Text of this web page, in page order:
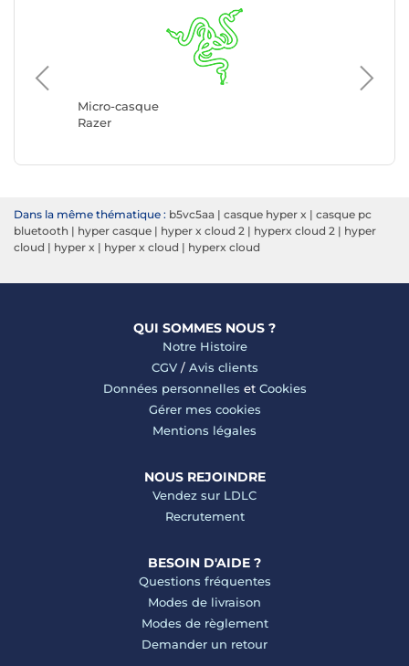
Micro-casque
Razer
Micro-
Dans la même thématique : b5vc5aa | casque hyper x | casque pc
bluetooth | hyper casque | hyper x cloud 2 | hyperx cloud 2 | hyper
cloud | hyper x | hyper x cloud | hyperx cloud
QUI SOMMES NOUS ?
Notre Histoire
CGV/ Avis clients
Données personnelles et Cookies
Gérer mes cookies
Mentions légales
NOUS REJOINDRE
Vendez sur LDLC
Recrutement
BESOIN D'AIDE ?
Questions fréquentes
Modes de livraison
Modes de règlement
Demander un retour